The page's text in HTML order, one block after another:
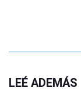
LEÉ ADEMÁS